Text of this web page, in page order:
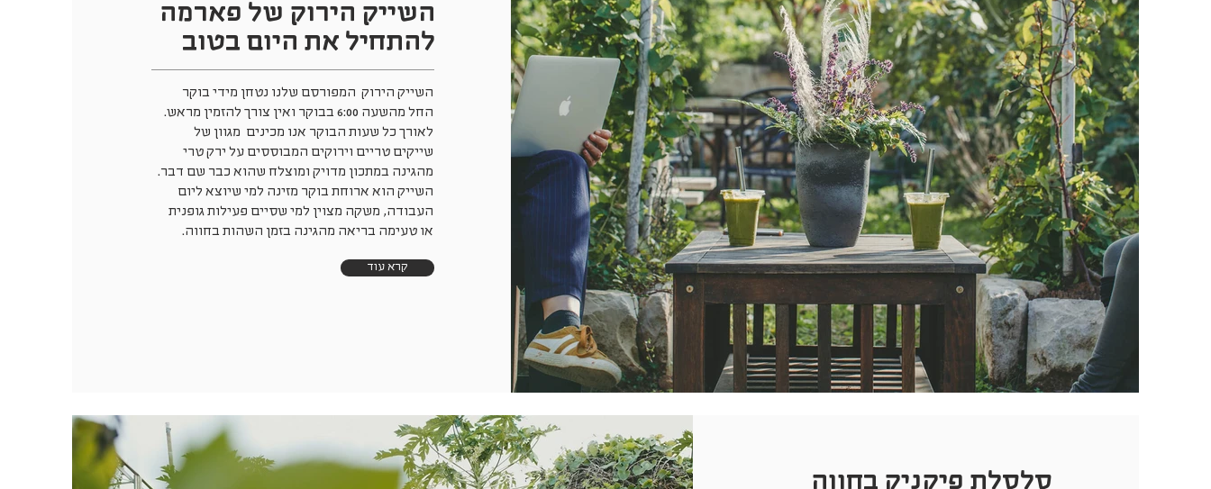
השייק הירוק של פארמה
להתחיל את היום בטוב
השייק הירוק המפורסם שלנו נטחן מידי בוקר
החל מהשעה 6:00 בבוקר ואין צורך להזמין מראש.
לאורך כל שעות הבוקר אנו מכינים מגוון של
שייקים טריים וירוקים המבוססים על ירק טרי
מהגינה במתכון מדויק ומוצלח שהוא כבר שם דבר.
השייק הוא ארוחת בוקר מזינה למי שיוצא ליום
העבודה, משקה מצוין למי שסיים פעילות גופנית
או טעימה בריאה מהגינה בזמן השהות בחווה.
קרא עוד